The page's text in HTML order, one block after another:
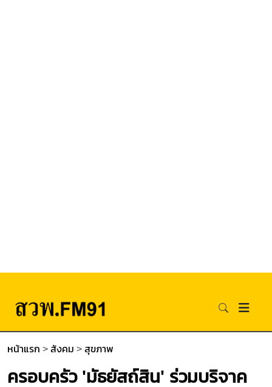
หน้าแรก > สังคม > สุขภาพ
ครอบครัว 'มัธยัสถ์สิน' ร่วมบริจาค